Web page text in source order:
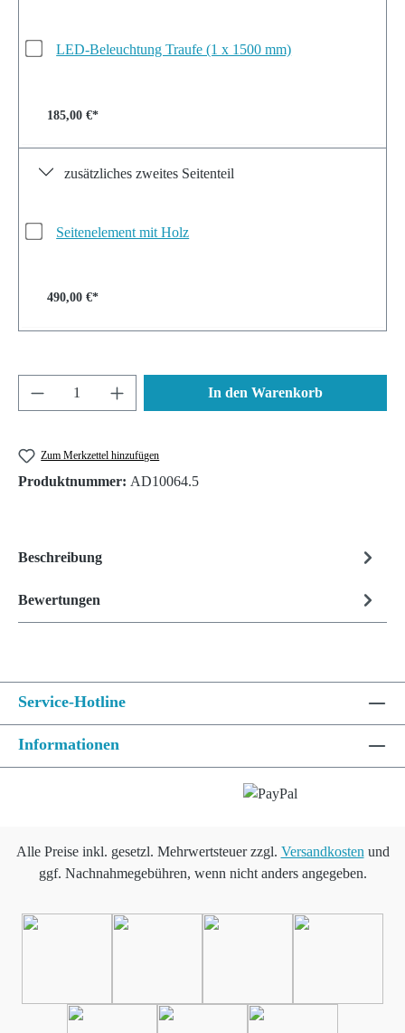
LED-Beleuchtung Traufe (1 x 1500 mm)
185,00 €*
zusätzliches zweites Seitenteil
Seitenelement mit Holz
490,00 €*
Produkt Anzahl: Gib den gewünschten Wert
In den Warenkorb
Zum Merkzettel hinzufügen
Produktnummer: AD10064.5
Beschreibung
Bewertungen
Service-Hotline
Informationen
Alle Preise inkl. gesetzl. Mehrwertsteuer zzgl. Versandkosten und
ggf. Nachnahmegebühren, wenn nicht anders angegeben.